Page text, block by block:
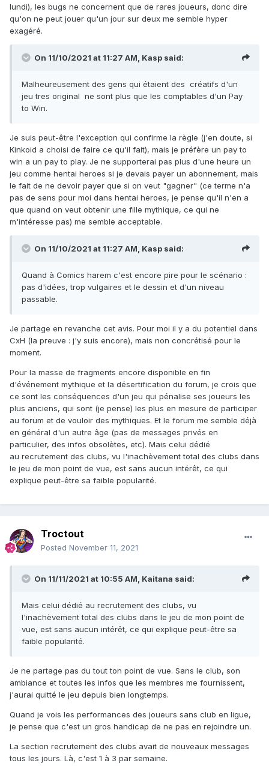
lundi), les bugs ne concernent que de rares joueurs, donc dire
qu'on ne peut jouer qu'un jour sur deux me semble hyper
exagéré.
On 11/10/2021 at 11:27 AM, Kasp said:
Malheureusement des gens qui étaient des créatifs d'un
jeu tres original ne sont plus que les comptables d'un Pay
to Win.
Je suis peut-être l'exception qui confirme la règle (j'en doute, si
Kinkoid a choisi de faire ce qu'il fait), mais je préfère un pay to
win a un pay to play. Je ne supporterai pas plus d'une heure un
jeu comme hentai heroes si je devais payer un abonnement, mais
le fait de ne devoir payer que si on veut "gagner" (ce terme n'a
pas de sens pour moi dans hentai heroes, je pense qu'il n'en a
que quand on veut obtenir une fille mythique, ce qui ne
m'intéresse pas) me semble acceptable.
On 11/10/2021 at 11:27 AM, Kasp said:
Quand à Comics harem c'est encore pire pour le scénario :
pas d'idées, trop vulgaires et le dessin et d'un niveau
passable.
Je partage en revanche cet avis. Pour moi il y a du potentiel dans
CxH (la preuve : j'y suis encore), mais non concrétisé pour le
moment.
Pour la masse de fragments encore disponible en fin
d'événement mythique et la désertification du forum, je crois que
ce sont les conséquences d'un jeu qui pénalise ses joueurs les
plus anciens, qui sont (je pense) les plus en mesure de participer
au forum et de vouloir des mythiques. Et le forum me semble déjà
en général d'un autre âge (pas de messages privés en
particulier, des infos obsolètes, etc). Mais celui dédié
au recrutement des clubs, vu l'inachèvement total des clubs dans
le jeu de mon point de vue, est sans aucun intérêt, ce qui
explique peut-être sa faible popularité.
Troctout
Posted November 11, 2021
On 11/11/2021 at 10:55 AM, Kaitana said:
Mais celui dédié au recrutement des clubs, vu
l'inachèvement total des clubs dans le jeu de mon point de
vue, est sans aucun intérêt, ce qui explique peut-être sa
faible popularité.
Je ne partage pas du tout ton point de vue. Sans le club, son
ambiance et toutes les infos que les membres me fournissent,
j'aurai quitté le jeu depuis bien longtemps.
Quand je vois les performances des joueurs sans club en ligue,
je pense que c'est un gros handicap de ne pas en rejoindre un.
La section recrutement des clubs avait de nouveaux messages
tous les jours. Là, c'est 1 à 3 par semaine.